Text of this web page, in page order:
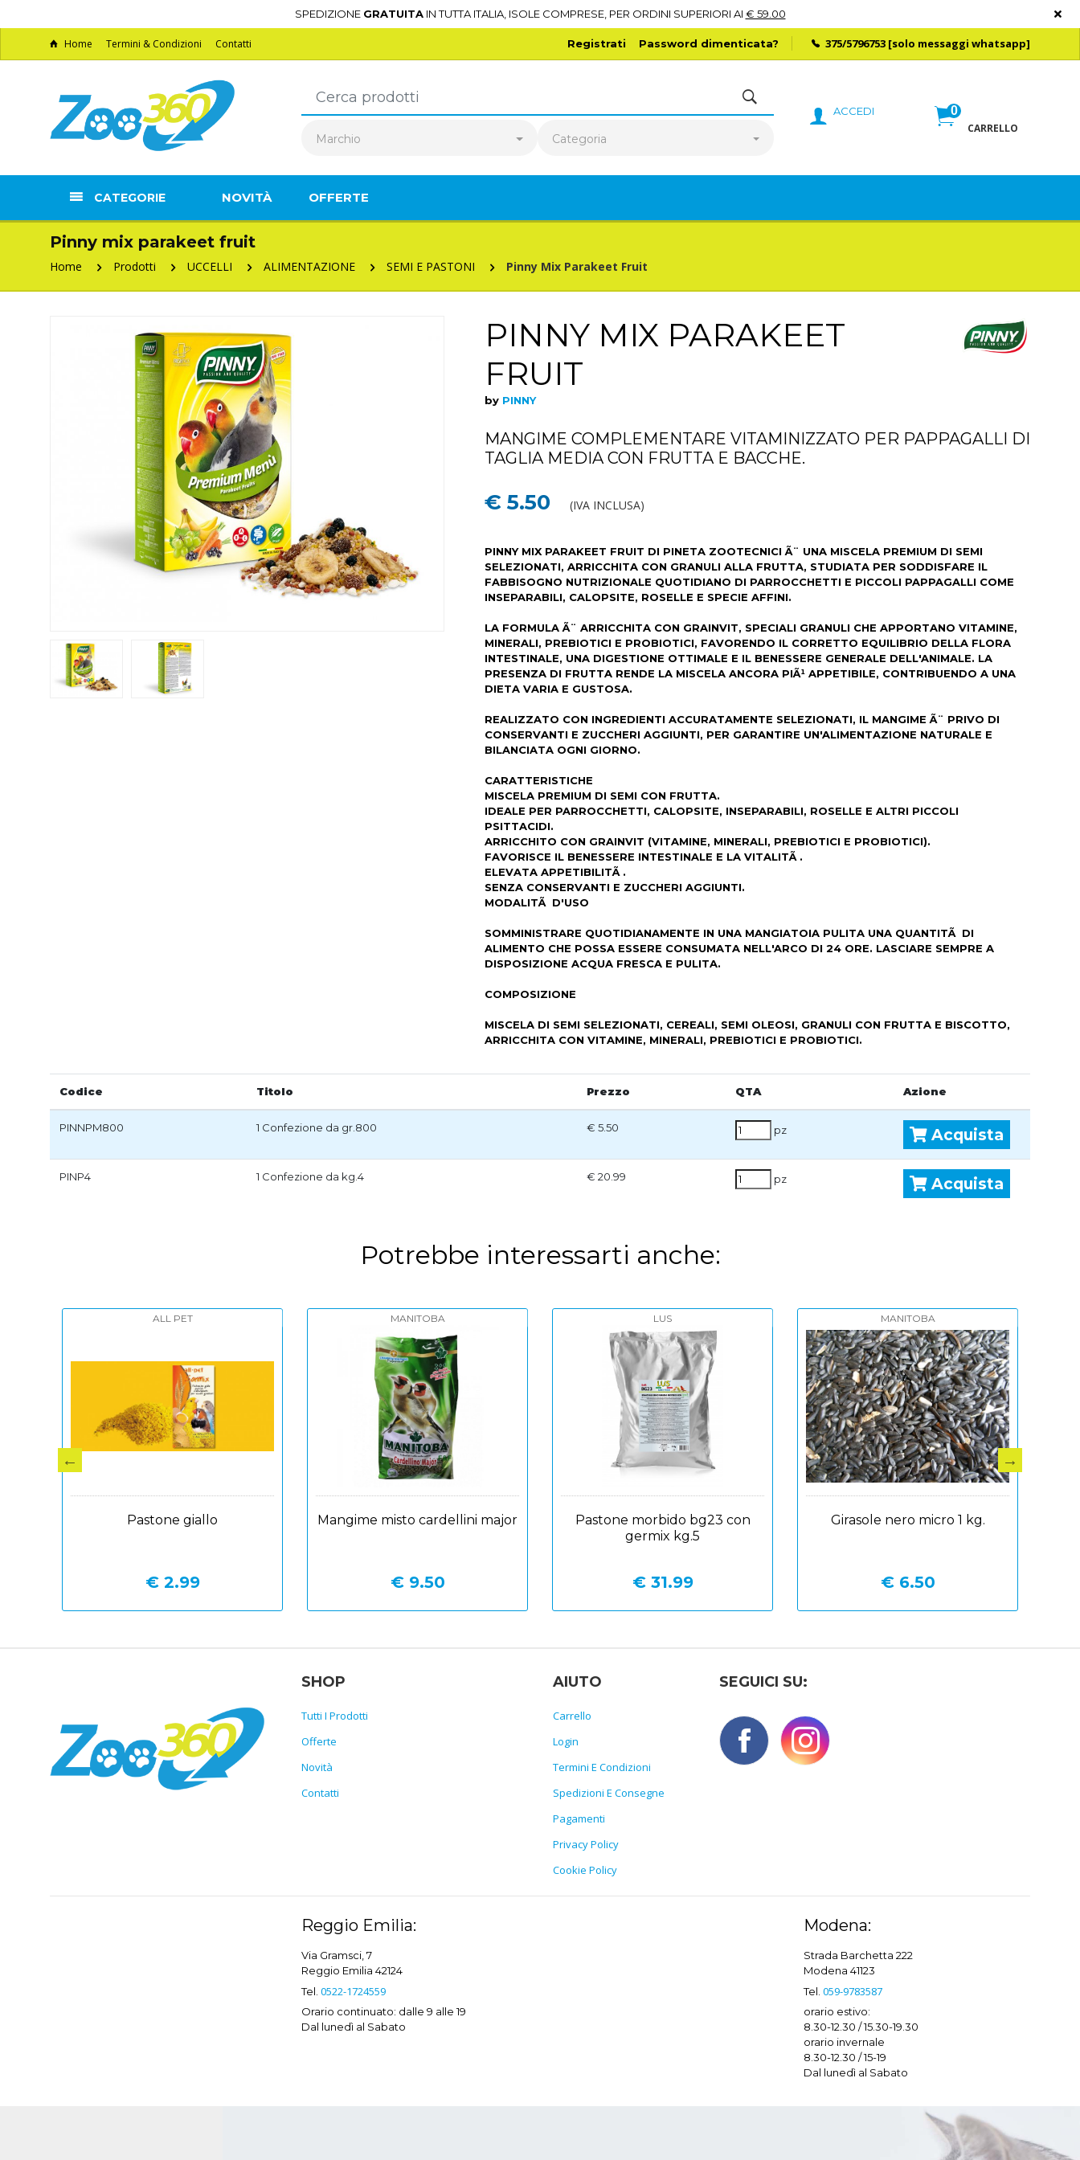
SPEDIZIONE GRATUITAIN TUTTA ITALIA, ISOLE COMPRESE, PER ORDINI SUPERIORI AI € 59.00
Home Termini & Condizioni Contatti 375/5796753 [solo messaggi whatsapp]
Password dimenticata?
Registrati
Marchio Categoria
ACCEDI
0
CARRELLO
CATEGORIE NOVITÀ OFFERTE
Pinny mix parakeet fruit
Home Prodotti UCCELLI ALIMENTAZIONE SEMI E PASTONI Pinny Mix Parakeet Fruit
PINNY MIX PARAKEET
FRUIT
by PINNY
MANGIME COMPLEMENTARE VITAMINIZZATO PER PAPPAGALLI DI
TAGLIA MEDIA CON FRUTTA E BACCHE.
€ 5.50 (IVA INCLUSA)
PINNY MIX PARAKEET FRUIT DI PINETA ZOOTECNICI Ã¨ UNA MISCELA PREMIUM DI SEMI
SELEZIONATI, ARRICCHITA CON GRANULI ALLA FRUTTA, STUDIATA PER SODDISFARE IL
FABBISOGNO NUTRIZIONALE QUOTIDIANO DI PARROCCHETTI E PICCOLI PAPPAGALLI COME
INSEPARABILI, CALOPSITE, ROSELLE E SPECIE AFFINI.
LA FORMULA Ã¨ ARRICCHITA CON GRAINVIT, SPECIALI GRANULI CHE APPORTANO VITAMINE,
MINERALI, PREBIOTICI E PROBIOTICI, FAVORENDO IL CORRETTO EQUILIBRIO DELLA FLORA
INTESTINALE, UNA DIGESTIONE OTTIMALE E IL BENESSERE GENERALE DELL'ANIMALE. LA
PRESENZA DI FRUTTA RENDE LA MISCELA ANCORA PIÃ¹ APPETIBILE, CONTRIBUENDO A UNA
DIETA VARIA E GUSTOSA.
REALIZZATO CON INGREDIENTI ACCURATAMENTE SELEZIONATI, IL MANGIME Ã¨ PRIVO DI
CONSERVANTI E ZUCCHERI AGGIUNTI, PER GARANTIRE UN'ALIMENTAZIONE NATURALE E
BILANCIATA OGNI GIORNO.
CARATTERISTICHE
MISCELA PREMIUM DI SEMI CON FRUTTA.
IDEALE PER PARROCCHETTI, CALOPSITE, INSEPARABILI, ROSELLE E ALTRI PICCOLI
PSITTACIDI.
ARRICCHITO CON GRAINVIT (VITAMINE, MINERALI, PREBIOTICI E PROBIOTICI).
FAVORISCE IL BENESSERE INTESTINALE E LA VITALITÃ .
ELEVATA APPETIBILITÃ .
SENZA CONSERVANTI E ZUCCHERI AGGIUNTI.
MODALITÃ D'USO
SOMMINISTRARE QUOTIDIANAMENTE IN UNA MANGIATOIA PULITA UNA QUANTITÃ DI
ALIMENTO CHE POSSA ESSERE CONSUMATA NELL'ARCO DI 24 ORE. LASCIARE SEMPRE A
DISPOSIZIONE ACQUA FRESCA E PULITA.
COMPOSIZIONE
MISCELA DI SEMI SELEZIONATI, CEREALI, SEMI OLEOSI, GRANULI CON FRUTTA E BISCOTTO,
ARRICCHITA CON VITAMINE, MINERALI, PREBIOTICI E PROBIOTICI.
Codice Titolo Prezzo QTA Azione
PINNPM800 1 Confezione da gr.800 € 5.50 pz Acquista
PINP4 1 Confezione da kg.4 € 20.99 pz Acquista
Potrebbe interessarti anche:
PADOVAN
Pellet nero per insettivori kg.1
€ 2.99
MANITOBA
Bella di notte
€ 11.00 € 8.99
PINNY
Pinny mix canarini gr.800
€ 3.29
VERSELE LAGA
Nutribird b14 gr.800
€ 7.99
SHOP
Tutti I Prodotti
Offerte
Novità
Contatti
AIUTO
Carrello
Login
Termini E Condizioni
Spedizioni E Consegne
Pagamenti
Privacy Policy
Cookie Policy
SEGUICI SU:
Reggio Emilia:
Via Gramsci, 7
Reggio Emilia 42124
Tel. 0522-1724559
Orario continuato: dalle 9 alle 19
Dal lunedì al Sabato
Modena:
Strada Barchetta 222
Modena 41123
Tel. 059-9783587
orario estivo:
8.30-12.30 / 15.30-19.30
orario invernale
8.30-12.30 / 15-19
Dal lunedì al Sabato